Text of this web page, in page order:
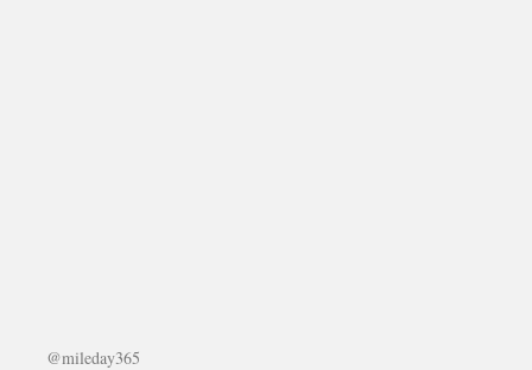
@mileday365